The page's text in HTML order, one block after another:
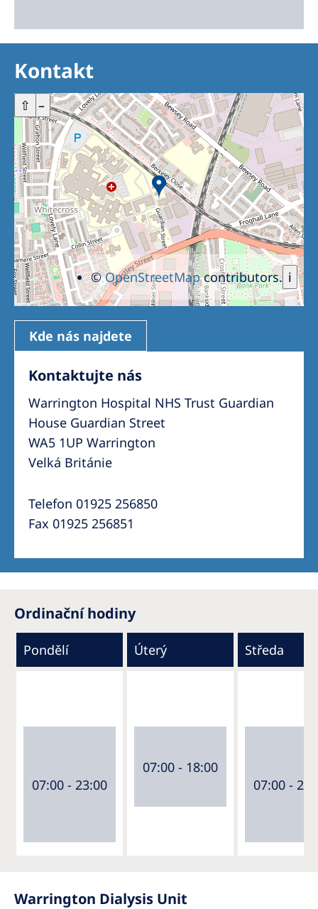
Kontakt
+ –
⇧
i
©OpenStreetMapcontributors.
Kde nás najdete
Kontaktujte nás
Warrington Hospital NHS Trust Guardian
House Guardian Street
WA5 1UP Warrington
Velká Británie
Telefon 01925 256850
Fax 01925 256851
Ordinační hodiny
Pondělí Úterý Středa
07:00 - 23:00
07:00 - 18:00
07:00 -
Warrington Dialysis Unit